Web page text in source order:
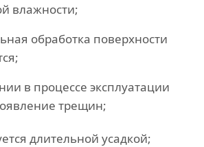
влажности;
обработка поверхности
в процессе эксплуатации
трещин;
длительной усадкой;